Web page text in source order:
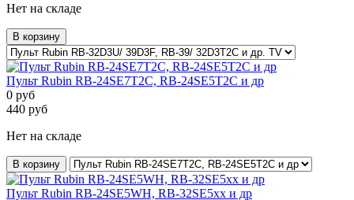
Нет на складе
В корзину
Пульт Rubin RB-24SE7T2C, RB-24SE5T2C и др
0 руб
440 руб
Нет на складе
В корзину
Пульт Rubin RB-24SE5WH, RB-32SE5xx и др